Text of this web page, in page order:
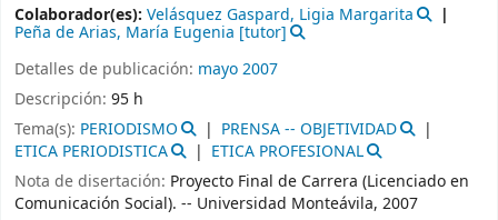
Colaborador(es): Velásquez Gaspard, Ligia Margarita
Peña de Arias, María Eugenia [tutor]
Detalles de publicación: mayo 2007
Descripción: 95 h
Tema(s): PERIODISMO
PRENSA -- OBJETIVIDAD
ETICA PERIODISTICA
ETICA PROFESIONAL
Nota de disertación: Proyecto Final de Carrera (Licenciado en
Comunicación Social). -- Universidad Monteávila, 2007